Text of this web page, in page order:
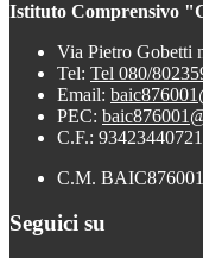
Istituto Comprensivo
Via Pietro Gobetti
Tel: Tel 080/
Email:
PEC:
C.F.: 93423440721
C.M. BAIC876001
Seguici su